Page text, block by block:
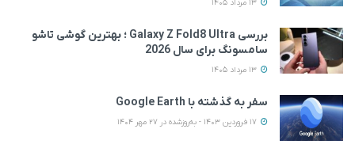
بررسی Galaxy Z Fold8 Ultra ؛ بهترین گوشی تاشو
سامسونگ برای سال 2026
سفر به گذشته با Google Earth